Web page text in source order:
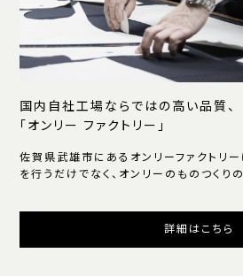
国内自社工場ならではの高い品質、
「オンリー ファクトリー」
佐賀県武雄市にあるオンリーファクトリー
を行うだけでなく、オンリーのものつくりの
詳細はこちら